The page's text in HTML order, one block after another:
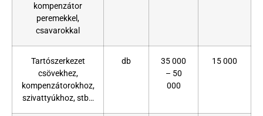
kompenzátor
peremekkel,
csavarokkal
Tartószerkezet
csövekhez,
kompenzátorokhoz,
szivattyúkhoz, stb…
db
35 000
– 50
000
15 000